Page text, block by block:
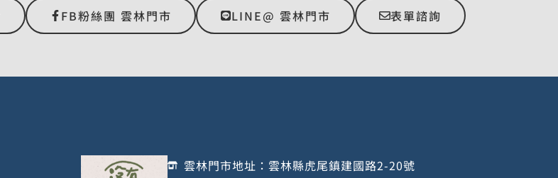
FB粉絲團 雲林門市 LINE@ 雲林門市 表單諮詢
雲林門市地址：雲林縣虎尾鎮建國路2-20號